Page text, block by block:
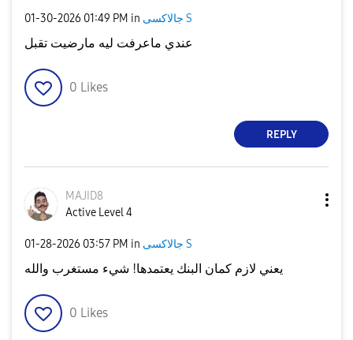
‎01-30-2026 01:49 PM in جالاكسى S
عندي ماعرفت ليه مارضيت تقبل
0 Likes
REPLY
MAJID8
Active Level 4
‎01-28-2026 03:57 PM in جالاكسى S
يعني لازم كمان البنك يعتمدها! شيء مستغرب والله
0 Likes